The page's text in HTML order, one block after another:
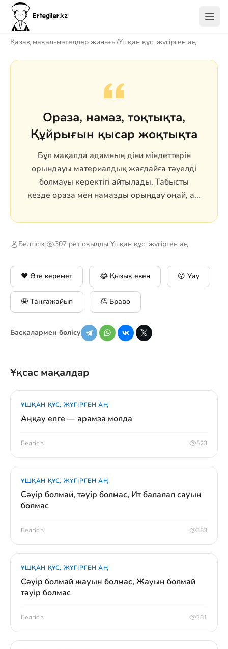
Қазақ мақал-мәтелдер жинағы/Ұшқан құс, жүгірген аң
Ораза, намаз, тоқтықта,
Құйрығын қысар жоқтықта
Бұл мақалда адамның діни міндеттерін
орындауы материалдық жағдайға тәуелді
болмауы керектігі айтылады. Табысты
кезде ораза мен намазды орындау оңай, а...
Белгісіз| 307 рет оқылды|Ұшқан құс, жүгірген аң
❤️ Өте керемет 😂 Қызық екен 😮 Уау
🤩 Таңғажайып 👏 Браво
Басқалармен бөлісу
Ұқсас мақалдар
ҰШҚАН ҚҰС, ЖҮГІРГЕН АҢ
Аңқау елге — арамза молда
Белгісіз 523
ҰШҚАН ҚҰС, ЖҮГІРГЕН АҢ
Сәуір болмай, тәуір болмас, Ит балалап сауын
болмас
Белгісіз 383
ҰШҚАН ҚҰС, ЖҮГІРГЕН АҢ
Сәуір болмай жауын болмас, Жауын болмай
тәуір болмас
Белгісіз 381